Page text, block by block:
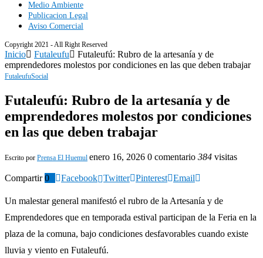
Medio Ambiente
Publicacion Legal
Aviso Comercial
Copyright 2021 - All Right Reserved
Inicio Futaleufu
Futaleufú: Rubro de la artesanía y de
emprendedores molestos por condiciones en las que deben trabajar
FutaleufuSocial
Futaleufú: Rubro de la artesanía y de
emprendedores molestos por condiciones
en las que deben trabajar
Escrito por Prensa El Huemul enero 16, 2026 0 comentario 384 visitas
Compartir 0 Facebook Twitter Pinterest Email
Un malestar general manifestó el rubro de la Artesanía y de
Emprendedores que en temporada estival participan de la Feria en la
plaza de la comuna, bajo condiciones desfavorables cuando existe
lluvia y viento en Futaleufú.